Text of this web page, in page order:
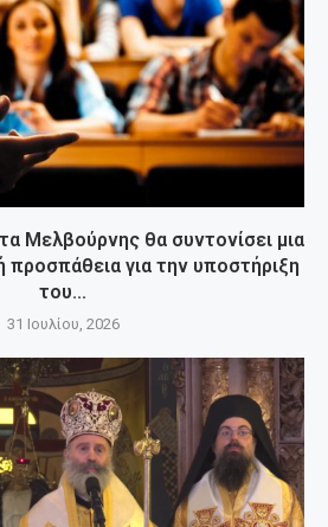
Μελβούρνης θα συντονίσει μια
προσπάθεια για την υποστήριξη
του...
31 Ιουλίου, 2026